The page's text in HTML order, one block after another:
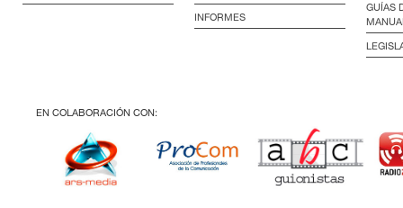
INFORMES
GUÍAS
EN COLABORACIÓN CON: